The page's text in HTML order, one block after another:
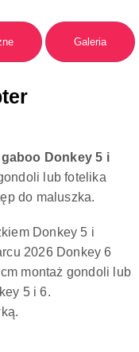
Galeria
Donkey 5 i
lub fotelika
do maluszka.
Donkey 5 i
2026 Donkey 6
montaż gondoli lub
5 i 6.